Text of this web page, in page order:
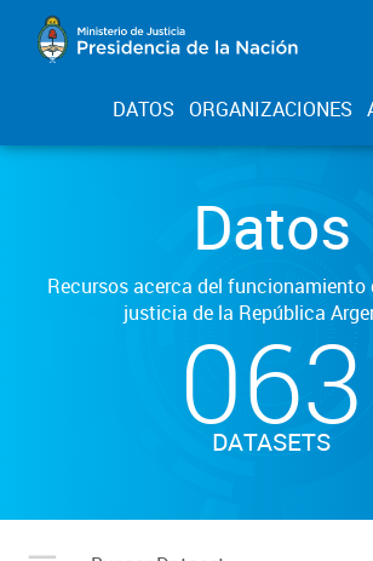
DATOS ORGANIZACIONES
Datos
Recursos acerca del funcionamiento
justicia de la República
063
DATASETS